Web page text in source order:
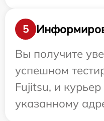
5
Вы получите
успешном
Fujitsu, и
указанному